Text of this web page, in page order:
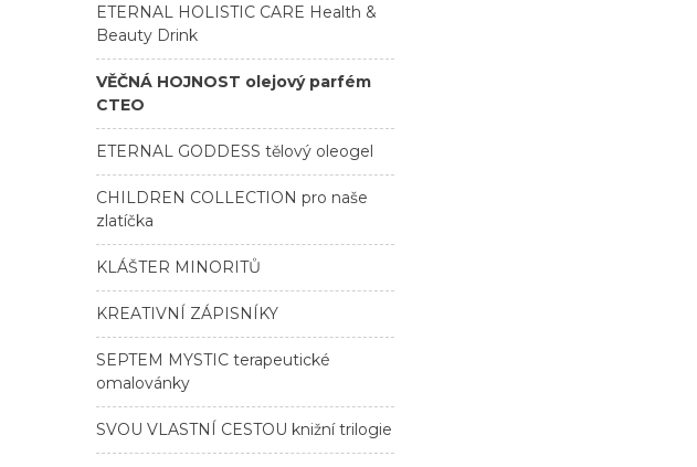
ETERNAL HOLISTIC CARE Health &
Beauty Drink
VĚČNÁ HOJNOST olejový parfém
CTEO
ETERNAL GODDESS tělový oleogel
CHILDREN COLLECTION pro naše
zlatíčka
KLÁŠTER MINORITŮ
KREATIVNÍ ZÁPISNÍKY
SEPTEM MYSTIC terapeutické
omalovánky
SVOU VLASTNÍ CESTOU knižní trilogie